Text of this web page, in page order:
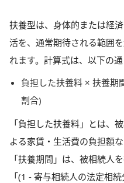
扶養型は、身体的または経
活を、通常期待される範囲
れます。計算式は、以下の通
負担した扶養料 × 扶養期
割合)
「負担した扶養料」とは、
よる家賃・生活費の負担額な
「扶養期間」は、被相続人
「(1 - 寄与相続人の法定相